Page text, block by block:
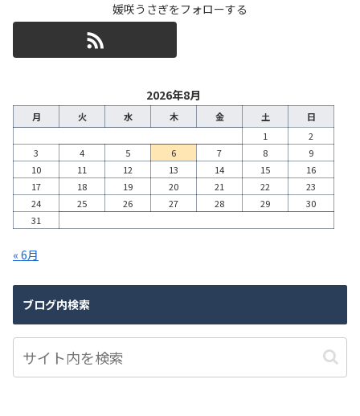
媛咲うさぎをフォローする
2026年8月
月 火 水 木 金 土
日
1
2
3
4 5 6 7 8
9
10
11 12 13 14 15
16
17
18 19 20 21 22
23
24
25 26 27 28 29
30
31
« 6月
ブログ内検索